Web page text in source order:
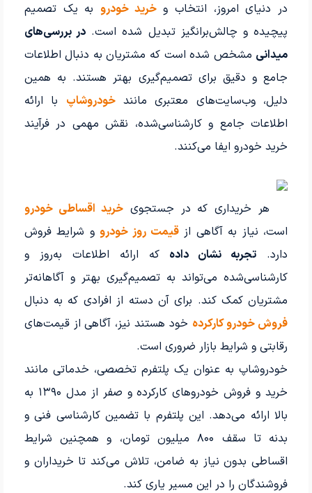
در دنیای امروز، انتخاب وخرید خودرو به یک تصمیم
پیچیده و چالش‌برانگیز تبدیل شده است. در بررسی‌های
میدانی مشخص شده است که مشتریان به دنبال اطلاعات
جامع و دقیق برای تصمیم‌گیری بهتر هستند. به همین
دلیل، وب‌سایت‌های معتبری مانندخودروشاپ با ارائه
اطلاعات جامع و کارشناسی‌شده، نقش مهمی در فرآیند
خرید خودرو ایفا می‌کنند.
هر خریداری که در جستجویخرید اقساطی خودرو
است، نیاز به آگاهی ازقیمت روز خودروو شرایط فروش
دارد. تجربه نشان داده که ارائه اطلاعات به‌روز و
کارشناسی‌شده می‌تواند به تصمیم‌گیری بهتر و آگاهانه‌تر
مشتریان کمک کند. برای آن دسته از افرادی که به دنبال
فروش خودرو کارکرده خود هستند نیز، آگاهی از قیمت‌های
رقابتی و شرایط بازار ضروری است.
خودروشاپ به عنوان یک پلتفرم تخصصی، خدماتی مانند
خرید و فروش خودروهای کارکرده و صفر از مدل ۱۳۹۰ به
بالا ارائه می‌دهد. این پلتفرم با تضمین کارشناسی فنی و
بدنه تا سقف ۸۰۰ میلیون تومان، و همچنین شرایط
اقساطی بدون نیاز به ضامن، تلاش می‌کند تا خریداران و
فروشندگان را در این مسیر یاری کند.